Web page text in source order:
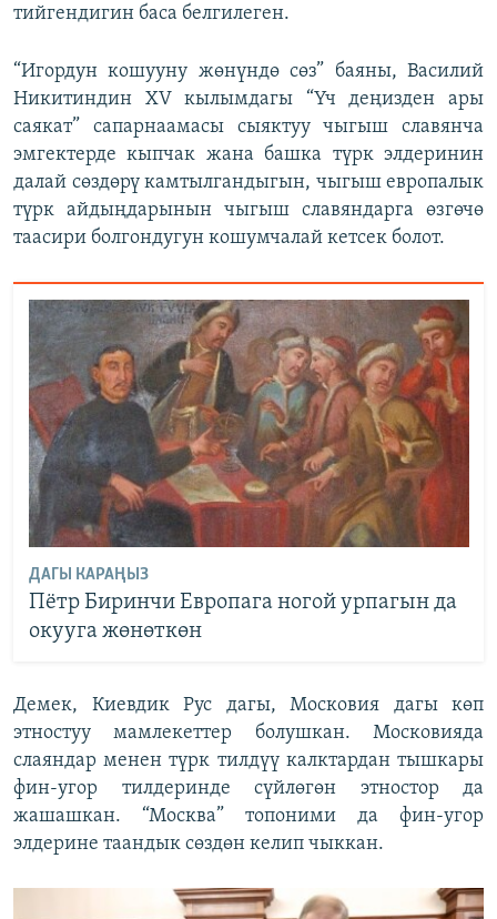
тийгендигин баса белгилеген.
“Игордун кошууну жөнүндө сөз” баяны, Василий
Никитиндин XV кылымдагы “Үч деңизден ары
саякат” сапарнаамасы сыяктуу чыгыш славянча
эмгектерде кыпчак жана башка түрк элдеринин
далай сөздөрү камтылгандыгын, чыгыш европалык
түрк айдыңдарынын чыгыш славяндарга өзгөчө
таасири болгондугун кошумчалай кетсек болот.
ДАГЫ КАРАҢЫЗ
Пётр Биринчи Европага ногой урпагын да
окууга жөнөткөн
Демек, Киевдик Рус дагы, Московия дагы көп
этностуу мамлекеттер болушкан. Московияда
слаяндар менен түрк тилдүү калктардан тышкары
фин-угор тилдеринде сүйлөгөн этностор да
жашашкан. “Москва” топоними да фин-угор
элдерине таандык сөздөн келип чыккан.